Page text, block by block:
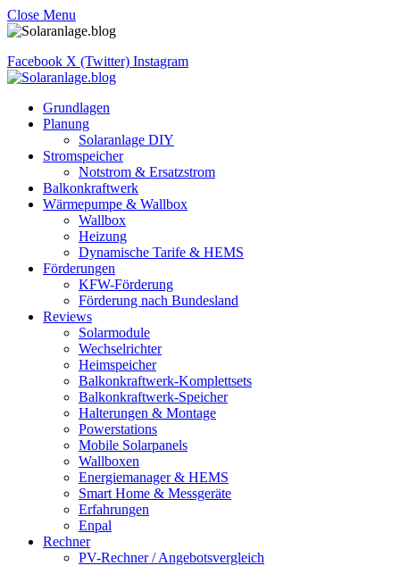
Close Menu
Facebook X (Twitter) Instagram
Grundlagen
Planung
Solaranlage DIY
Stromspeicher
Notstrom & Ersatzstrom
Balkonkraftwerk
Wärmepumpe & Wallbox
Wallbox
Heizung
Dynamische Tarife & HEMS
Förderungen
KFW-Förderung
Förderung nach Bundesland
Reviews
Solarmodule
Wechselrichter
Heimspeicher
Balkonkraftwerk-Komplettsets
Balkonkraftwerk-Speicher
Halterungen & Montage
Powerstations
Mobile Solarpanels
Wallboxen
Energiemanager & HEMS
Smart Home & Messgeräte
Erfahrungen
Enpal
Rechner
PV-Rechner / Angebotsvergleich